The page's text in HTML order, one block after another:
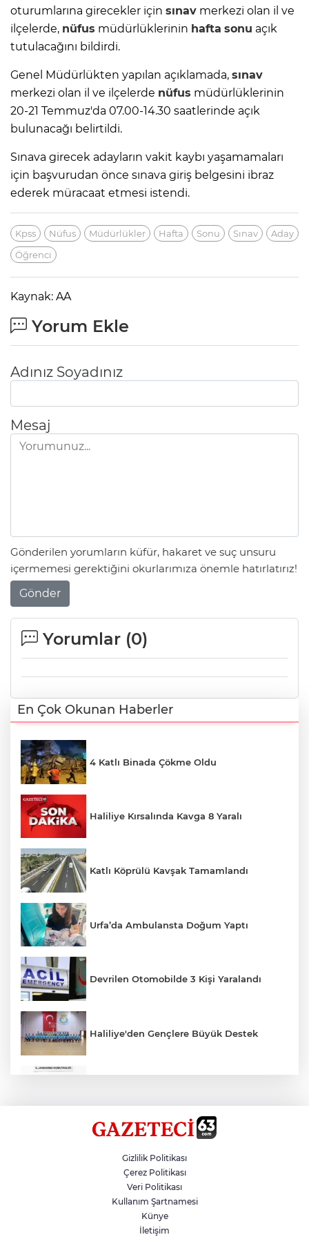
oturumlarına girecekler için sınav merkezi olan il ve
ilçelerde, nüfus müdürlüklerinin hafta sonu açık
tutulacağını bildirdi.
Genel Müdürlükten yapılan açıklamada, sınav
merkezi olan il ve ilçelerde nüfus müdürlüklerinin
20-21 Temmuz'da 07.00-14.30 saatlerinde açık
bulunacağı belirtildi.
Sınava girecek adayların vakit kaybı yaşamamaları
için başvurudan önce sınava giriş belgesini ibraz
ederek müracaat etmesi istendi.
Kpss Nüfus Müdürlükler Hafta Sonu Sınav
Aday
Öğrenci
Kaynak: AA
Yorum Ekle
Adınız Soyadınız
Mesaj
Gönderilen yorumların küfür, hakaret ve suç unsuru
içermemesi gerektiğini okurlarımıza önemle hatırlatırız!
Gönder
Yorumlar (0)
En Çok Okunan Haberler
4 Katlı Binada Çökme Oldu
Haliliye Kırsalında Kavga 8 Yaralı
Katlı Köprülü Kavşak Tamamlandı
Urfa’da Ambulansta Doğum Yaptı
Devrilen Otomobilde 3 Kişi Yaralandı
Haliliye'den Gençlere Büyük Destek
Hikmet Başak’tan Ulaşım Çalışması
Atatürk Bulvarında Asfalt Yenileniyor
Gizlilik Politikası
Çerez Politikası
Veri Politikası
Kullanım Şartnamesi
Künye
İletişim